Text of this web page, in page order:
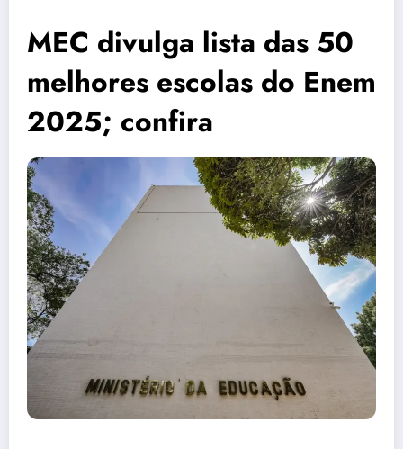
MEC divulga lista das 50
melhores escolas do Enem
2025; confira